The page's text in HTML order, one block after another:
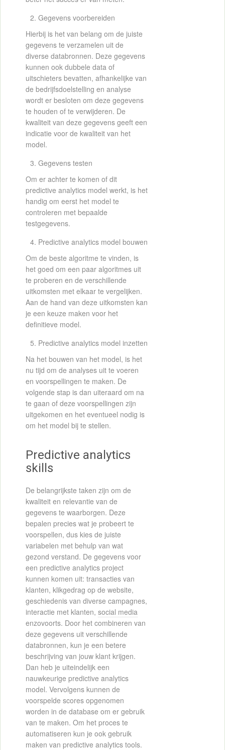
Gegevens voorbereiden
Hierbij is het van belang om de juiste
gegevens te verzamelen uit de
diverse databronnen. Deze gegevens
kunnen ook dubbele data of
uitschieters bevatten, afhankelijke van
de bedrijfsdoelstelling en analyse
wordt er besloten om deze gegevens
te houden of te verwijderen. De
kwaliteit van deze gegevens geeft een
indicatie voor de kwaliteit van het
model.
Gegevens testen
Om er achter te komen of dit
predictive analytics model werkt, is het
handig om eerst het model te
controleren met bepaalde
testgegevens.
Predictive analytics model bouwen
Om de beste algoritme te vinden, is
het goed om een paar algoritmes uit
te proberen en de verschillende
uitkomsten met elkaar te vergelijken.
Aan de hand van deze uitkomsten kan
je een keuze maken voor het
definitieve model.
Predictive analytics model inzetten
Na het bouwen van het model, is het
nu tijd om de analyses uit te voeren
en voorspellingen te maken. De
volgende stap is dan uiteraard om na
te gaan of deze voorspellingen zijn
uitgekomen en het eventueel nodig is
om het model bij te stellen.
Predictive analytics
skills
De belangrijkste taken zijn om de
kwaliteit en relevantie van de
gegevens te waarborgen. Deze
bepalen precies wat je probeert te
voorspellen, dus kies de juiste
variabelen met behulp van wat
gezond verstand. De gegevens voor
een predictive analytics project
kunnen komen uit: transacties van
klanten, klikgedrag op de website,
geschiedenis van diverse campagnes,
interactie met klanten, social media
enzovoorts. Door het combineren van
deze gegevens uit verschillende
databronnen, kun je een betere
beschrijving van jouw klant krijgen.
Dan heb je uiteindelijk een
nauwkeurige predictive analytics
model. Vervolgens kunnen de
voorspelde scores opgenomen
worden in de database om er gebruik
van te maken. Om het proces te
automatiseren kun je ook gebruik
maken van predictive analytics tools.